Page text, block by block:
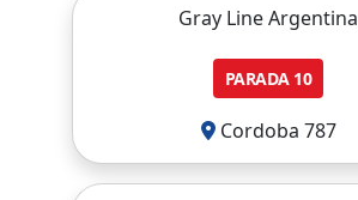
Gray Line Argentina
PARADA10
Cordoba 787